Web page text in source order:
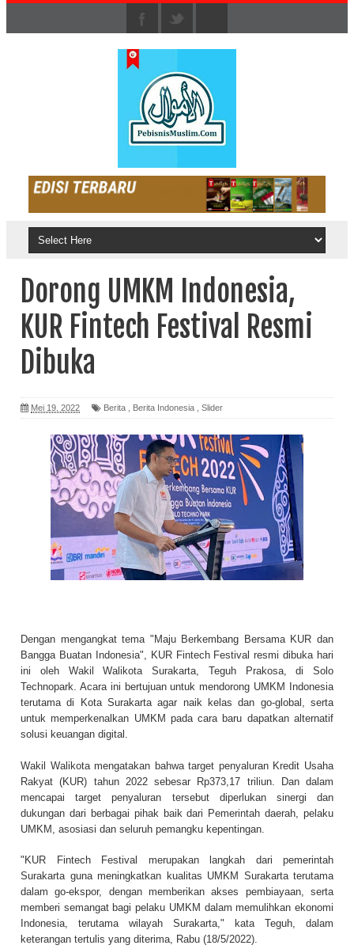
Dorong UMKM Indonesia,
KUR Fintech Festival Resmi
Dibuka
Mei 19, 2022 Berita Berita Indonesia Slider
Dengan mengangkat tema "Maju Berkembang Bersama KUR dan
Bangga Buatan Indonesia", KUR Fintech Festival resmi dibuka hari
ini oleh Wakil Walikota Surakarta, Teguh Prakosa, di Solo
Technopark. Acara ini bertujuan untuk mendorong UMKM Indonesia
terutama di Kota Surakarta agar naik kelas dan go-global, serta
untuk memperkenalkan UMKM pada cara baru dapatkan alternatif
solusi keuangan digital.
Wakil Walikota mengatakan bahwa target penyaluran Kredit Usaha
Rakyat (KUR) tahun 2022 sebesar Rp373,17 triliun. Dan dalam
mencapai target penyaluran tersebut diperlukan sinergi dan
dukungan dari berbagai pihak baik dari Pemerintah daerah, pelaku
UMKM, asosiasi dan seluruh pemangku kepentingan.
"KUR Fintech Festival merupakan langkah dari pemerintah
Surakarta guna meningkatkan kualitas UMKM Surakarta terutama
dalam go-ekspor, dengan memberikan akses pembiayaan, serta
memberi semangat bagi pelaku UMKM dalam memulihkan ekonomi
Indonesia, terutama wilayah Surakarta," kata Teguh, dalam
keterangan tertulis yang diterima, Rabu (18/5/2022).